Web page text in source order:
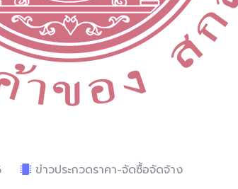
ข่าวประกวดราคา-จัดซื้อจัดจ้าง